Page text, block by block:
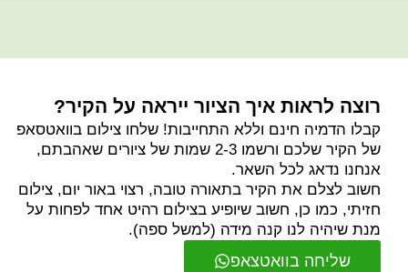
שליחה בוואטצאפ
רוצה לראות איך הציור ייראה על הקיר?
קבלו הדמיה חינם וללא התחייבות! שלחו צילום בוואטסאפ
של הקיר שלכם ורשמו 2-3 שמות של ציורים שאהבתם,
אנחנו נדאג לכל השאר.
חשוב לצלם את הקיר בתאורה טובה, רצוי באור יום, צילום
חזיתי, כמו כן, חשוב שיופיע בצילום רהיט אחד לפחות על
מנת שיהיה לנו קנה מידה (למשל ספה).